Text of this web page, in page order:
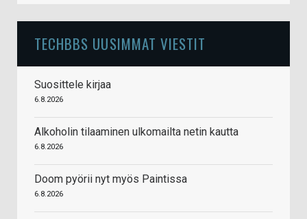
TECHBBS UUSIMMAT VIESTIT
Suosittele kirjaa
6.8.2026
Alkoholin tilaaminen ulkomailta netin kautta
6.8.2026
Doom pyörii nyt myös Paintissa
6.8.2026